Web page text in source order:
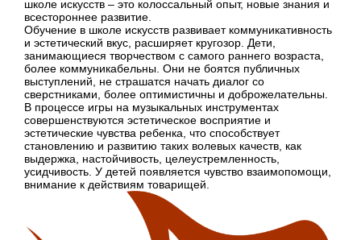
школе искусств – это колоссальный опыт, новые знания и
всестороннее развитие.
Обучение в школе искусств развивает коммуникативность
и эстетический вкус, расширяет кругозор. Дети,
занимающиеся творчеством с самого раннего возраста,
более коммуникабельны. Они не боятся публичных
выступлений, не страшатся начать диалог со
сверстниками, более оптимистичны и доброжелательны.
В процессе игры на музыкальных инструментах
совершенствуются эстетическое восприятие и
эстетические чувства ребенка, что способствует
становлению и развитию таких волевых качеств, как
выдержка, настойчивость, целеустремленность,
усидчивость. У детей появляется чувство взаимопомощи,
внимание к действиям товарищей.